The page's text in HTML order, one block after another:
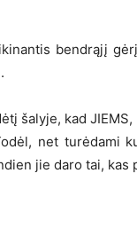
bendrąjį
šalyje, kad
net turėdami
jie daro tai, kas